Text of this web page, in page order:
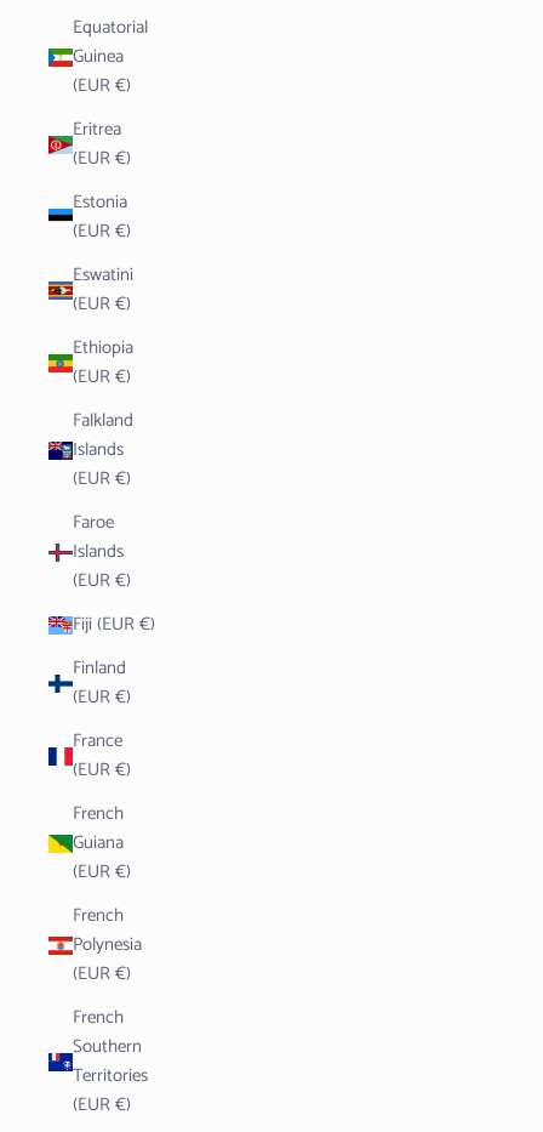
Equatorial
Guinea
(EUR €)
Eritrea
(EUR €)
Estonia
(EUR €)
Eswatini
(EUR €)
Ethiopia
(EUR €)
Falkland
Islands
(EUR €)
Faroe
Islands
(EUR €)
Fiji (EUR €)
Finland
(EUR €)
France
(EUR €)
French
Guiana
(EUR €)
French
Polynesia
(EUR €)
French
Southern
Territories
(EUR €)